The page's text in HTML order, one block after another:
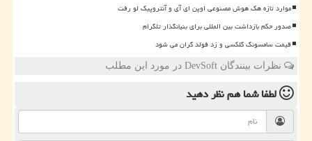
موارد تازه هک هوش مصنوعی اوپن ای آی و آنتروپیک لو رفت
صدور حکم بازداشت بین المللی برای بنیانگذار تلگرام
قیمت سامسونگ گلکسی و زد فولد گران می شود
نظرات بینندگان DevSoft در مورد این مطلب
لطفا شما همنظر دهید